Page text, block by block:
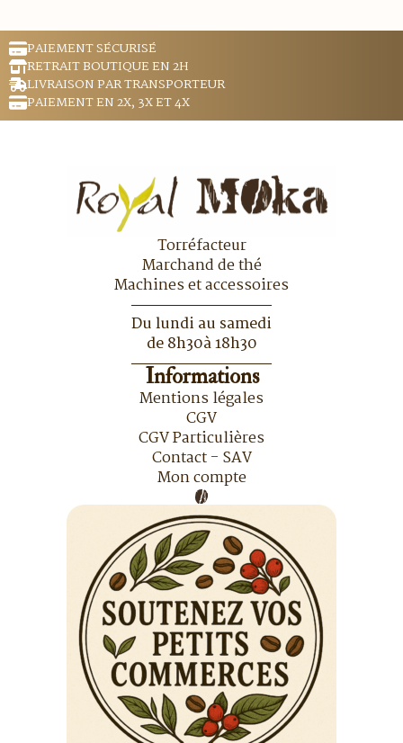
PAIEMENT SÉCURISÉ
RETRAIT BOUTIQUE EN 2H
LIVRAISON PAR TRANSPORTEUR
PAIEMENT EN 2X, 3X ET 4X
Torréfacteur
Marchand de thé
Machines et accessoires
Du lundi au samedi
de 8h30à 18h30
Informations
Mentions légales
CGV
CGV Particulières
Contact - SAV
Mon compte